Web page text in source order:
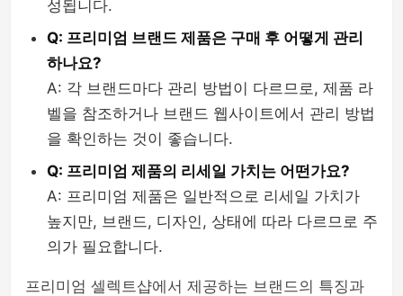
성됩니다.
Q: 프리미엄 브랜드 제품은 구매 후 어떻게 관리
하나요?
A: 각 브랜드마다 관리 방법이 다르므로, 제품 라
벨을 참조하거나 브랜드 웹사이트에서 관리 방법
을 확인하는 것이 좋습니다.
Q: 프리미엄 제품의 리세일 가치는 어떤가요?
A: 프리미엄 제품은 일반적으로 리세일 가치가
높지만, 브랜드, 디자인, 상태에 따라 다르므로 주
의가 필요합니다.
프리미엄 셀렉트샵에서 제공하는 브랜드의 특징과